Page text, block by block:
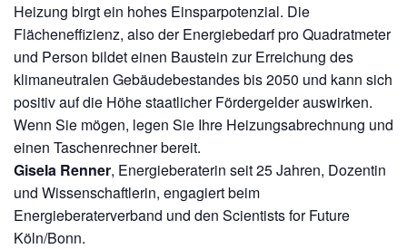
Heizung birgt ein hohes Einsparpotenzial. Die
Flächeneffizienz, also der Energiebedarf pro Quadratmeter
und Person bildet einen Baustein zur Erreichung des
klimaneutralen Gebäudebestandes bis 2050 und kann sich
positiv auf die Höhe staatlicher Fördergelder auswirken.
Wenn Sie mögen, legen Sie Ihre Heizungsabrechnung und
einen Taschenrechner bereit.
Gisela Renner, Energieberaterin seit 25 Jahren, Dozentin
und Wissenschaftlerin, engagiert beim
Energieberaterverband und den Scientists for Future
Köln/Bonn.